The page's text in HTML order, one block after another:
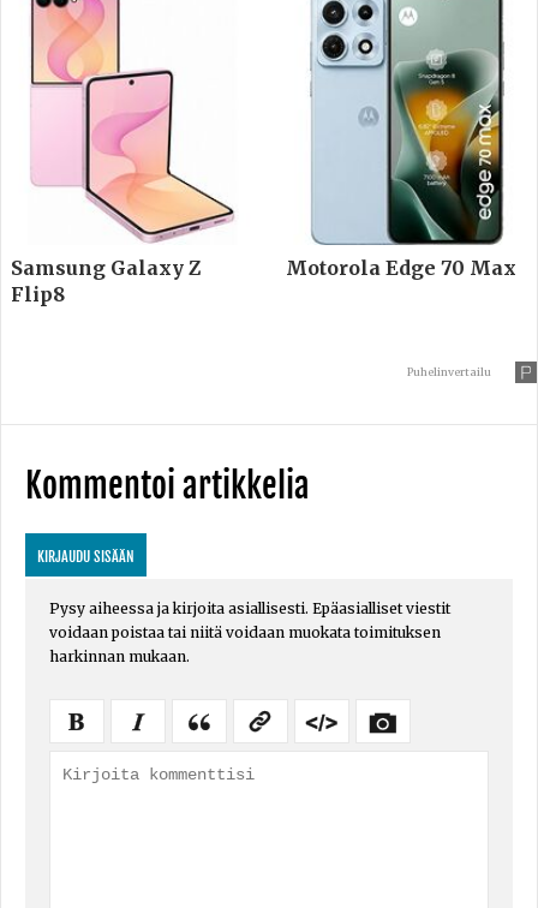
Samsung Galaxy Z
Flip8
Motorola Edge 70 Max
Puhelinvertailu
Kommentoi artikkelia
KIRJAUDU SISÄÄN
Pysy aiheessa ja kirjoita asiallisesti. Epäasialliset viestit
voidaan poistaa tai niitä voidaan muokata toimituksen
harkinnan mukaan.